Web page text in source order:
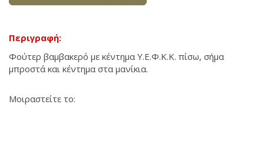
Περιγραφή:
Φούτερ βαμβακερό με κέντημα Y.E.Φ.K.K. πίσω, σήμα
μπροστά και κέντημα στα μανίκια.
Μοιραστείτε το: